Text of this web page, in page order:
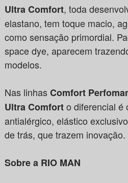
Ultra Comfort, toda
elastano, tem toque macio,
como sensação primordial.
space dye, aparecem
modelos.
Nas linhasComfort
Ultra Comforto diferencial é
antialérgico, elástico
de trás, que trazem inovação.
Sobre a RIO MAN